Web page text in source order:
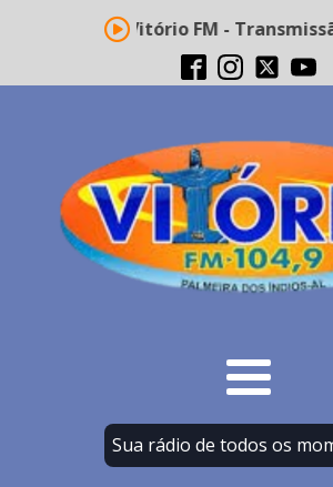
Rádio Vitório FM -
Sua rádio de todos os